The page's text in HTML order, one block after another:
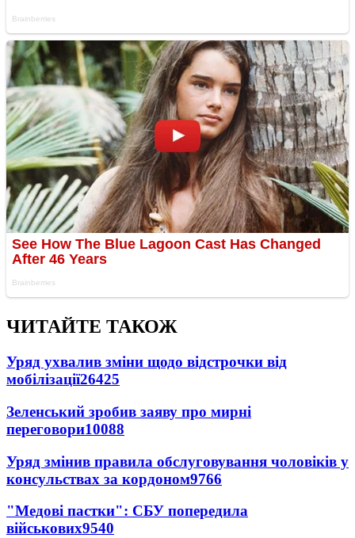
ЧИТАЙТЕ ТАКОЖ
Уряд ухвалив зміни щодо відстрочки від
мобілізації26425
Зеленський зробив заяву про мирні
переговори10088
Уряд змінив правила обслуговування чоловіків у
консульствах за кордоном9766
"Медові пастки": СБУ попередила
військових9540